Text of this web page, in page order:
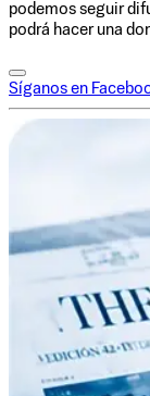
podemos seguir
podrá hacer una
Síganos en